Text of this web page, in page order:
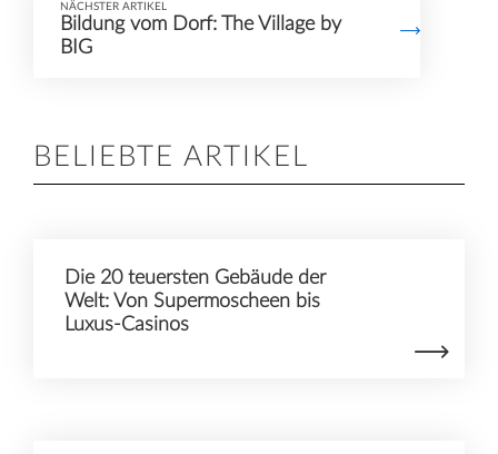
NÄCHSTER ARTIKEL
Bildung vom Dorf: The Village by
BIG
BELIEBTE ARTIKEL
Die 20 teuersten Gebäude der
Welt: Von Supermoscheen bis
Luxus-Casinos